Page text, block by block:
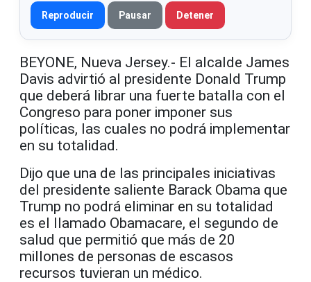
Reproducir Pausar Detener
BEYONE, Nueva Jersey.- El alcalde James
Davis advirtió al presidente Donald Trump
que deberá librar una fuerte batalla con el
Congreso para poner imponer sus
políticas, las cuales no podrá implementar
en su totalidad.
Dijo que una de las principales iniciativas
del presidente saliente Barack Obama que
Trump no podrá eliminar en su totalidad
es el llamado Obamacare, el segundo de
salud que permitió que más de 20
millones de personas de escasos
recursos tuvieran un médico.